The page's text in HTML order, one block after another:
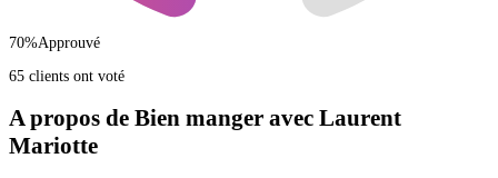
70%Approuvé
65 clients ont voté
A propos de Bien manger avec Laurent
Mariotte